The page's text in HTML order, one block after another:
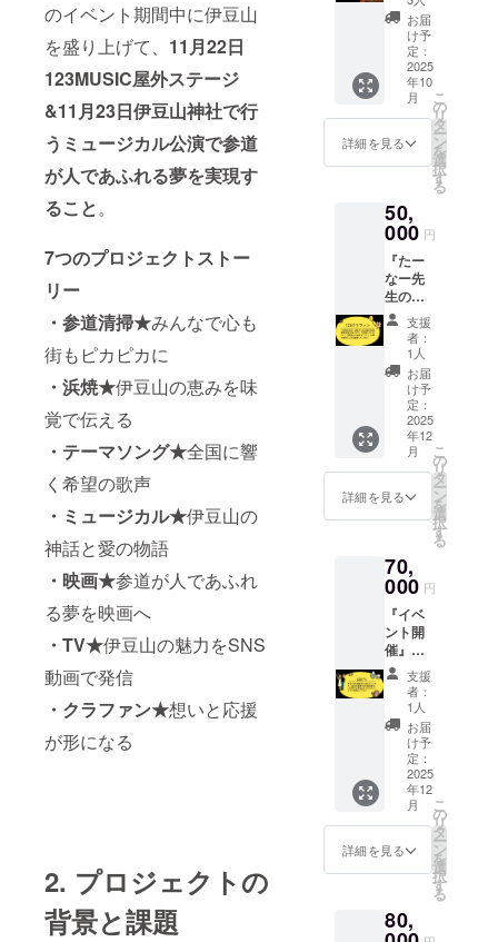
のイベント期間中に伊豆山
を盛り上げて、 11月22日
123MUSIC屋外ステージ
&11月23日伊豆山神社で行
う ミュージカル公演で参道
が人であふれる夢を実現す
ること。
7つのプロジェクトストー
リー
・参道清掃★みんなで心も
街もピカピカに
・浜焼★伊豆山の恵みを味
覚で伝える
・テーマソング★全国に響
く希望の歌声
・ミュージカル★伊豆山の
神話と愛の物語
・映画★参道が人であふれ
る夢を映画へ
・TV★伊豆山の魅力をSNS
動画で発信
・クラファン★想いと応援
が形になる
2. プロジェクトの
背景と課題
謝致し
ます。
できま
す。 ◆
有効期
限2026
年12月
末。
「お名
前クレ
ジェク
トの成
あなた
のお名
前を掲
載しま
す。
「サン
クスレ
ター」
◆お礼
のメー
ルをさ
せて頂
きま
す。ご
ます。
過ごせ
ます。
・スマ
ホ画面
に出せ
る形で
VIP画面
を提供
伊豆山
祭VIPと
ごせま
す。 ◆
有効期
限2025
年12月
末。
「お名
前クレ
ジッ
ト」 ◆
プロ
ジェク
トの成
果物に
あなた
のお名
前を掲
クスレ
ター」
のメー
ルをさ
せて頂
きま
す。ご
支援心
から感
謝致し
ます。
お届
け予
定：
2025
年10
月
詳細を見る
こ
の
リ
タ
ー
ン
を
選
択
す
る
50,
000 円
『たー
なー先
生のボ
イトレ
25分×5
回』
◆30年
間5万人
以上の
夢をか
なえた
たー
なー先
生のオ
ンライ
特別価
格で受
講でき
ます。
◆25分
間の個
人レッ
スン5回
を受講
できま
す。 ◆
有効期
限2026
年12月
末。
「お名
前クレ
ジェク
トの成
支援
者：
1人
お届
け予
定：
2025
年12
月
詳細を見る
こ
の
リ
タ
ー
ン
を
選
択
す
る
70,
000 円
『イベ
ント開
催』
◆123M
USICで
イベン
トを開
催でき
ます。
123MU
SIC屋
外・屋
内でお
好きな
催でき
ます。
支援
者：
1人
お届
け予
定：
2025
年12
月
詳細を見る
こ
の
リ
タ
ー
ン
を
選
択
す
る
80,